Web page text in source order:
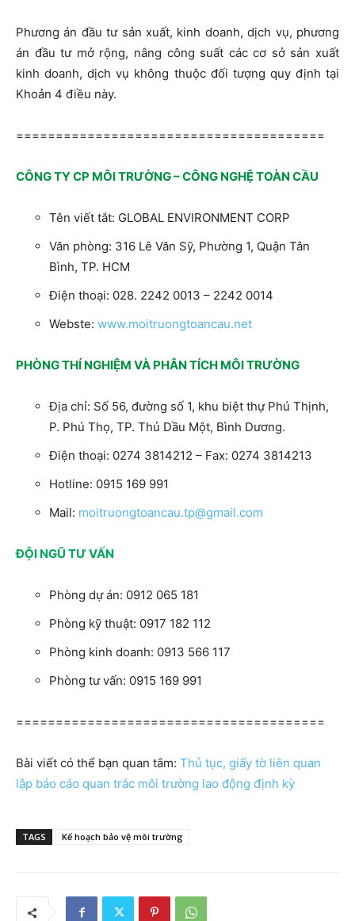
Phương án đầu tư sản xuất, kinh doanh, dịch vụ, phương
án đầu tư mở rộng, nâng công suất các cơ sở sản xuất
kinh doanh, dịch vụ không thuộc đối tượng quy định tại
Khoản 4 điều này.
=======================================
CÔNG TY CP MÔI TRƯỜNG – CÔNG NGHỆ TOÀN CẦU
Tên viết tắt: GLOBAL ENVIRONMENT CORP
Văn phòng: 316 Lê Văn Sỹ, Phường 1, Quận Tân
Bình, TP. HCM
Điện thoại: 028. 2242 0013 – 2242 0014
Webste: www.moitruongtoancau.net
PHÒNG THÍ NGHIỆM VÀ PHÂN TÍCH MÔI TRƯỜNG
Địa chỉ: Số 56, đường số 1, khu biệt thự Phú Thịnh,
P. Phú Thọ, TP. Thủ Dầu Một, Bình Dương.
Điện thoại: 0274 3814212 – Fax: 0274 3814213
Hotline: 0915 169 991
Mail: moitruongtoancau.tp@gmail.com
ĐỘI NGŨ TƯ VẤN
Phòng dự án: 0912 065 181
Phòng kỹ thuật: 0917 182 112
Phòng kinh doanh: 0913 566 117
Phòng tư vấn: 0915 169 991
=======================================
Bài viết có thể bạn quan tâm: Thủ tục, giấy tờ liên quan
lập báo cáo quan trắc môi trường lao động định kỳ
TAGS Kế hoạch bảo vệ môi trường